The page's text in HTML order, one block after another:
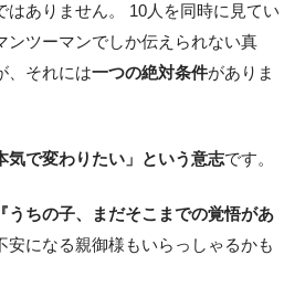
はありません。 10人を同時に見てい
ンツーマンでしか伝えられない真
、それには一つの絶対条件がありま
気で変わりたい」という意志です。
『うちの子、まだそこまでの覚悟があ
安になる親御様もいらっしゃるかも